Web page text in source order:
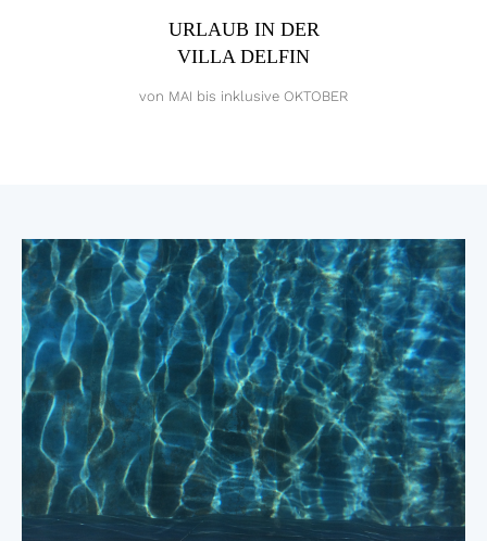
URLAUB IN DER
VILLA DELFIN
von MAI bis inklusive OKTOBER